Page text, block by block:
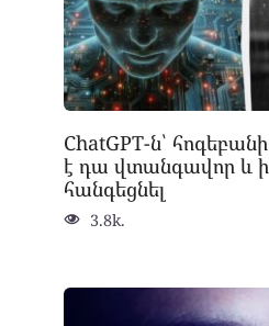
ChatGPT-ն՝
է դա վտանգավոր և
հանգեցնել
3.8k.